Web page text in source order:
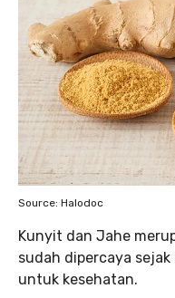
Source: Halodoc
Kunyit dan Jahe
sudah dipercaya
untuk kesehatan.